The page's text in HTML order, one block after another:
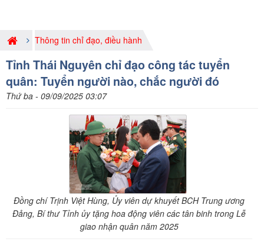
Thông tin chỉ đạo, điều hành
Tỉnh Thái Nguyên chỉ đạo công tác tuyển
quân: Tuyển người nào, chắc người đó
Thứ ba - 09/09/2025 03:07
Đồng chí Trịnh Việt Hùng, Ủy viên dự khuyết BCH Trung ương
Đảng, Bí thư Tỉnh ủy tặng hoa động viên các tân binh trong Lễ
giao nhận quân năm 2025